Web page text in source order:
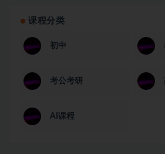
课程分类
初中
考公考研
AI课程